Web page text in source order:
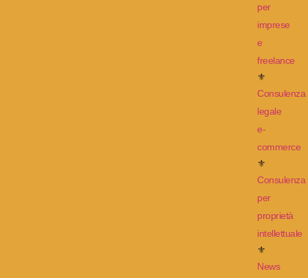
per
imprese
e
freelance
⚜
Consulenza
legale
e-
commerce
⚜
Consulenza
per
proprietà
intellettuale
⚜
News